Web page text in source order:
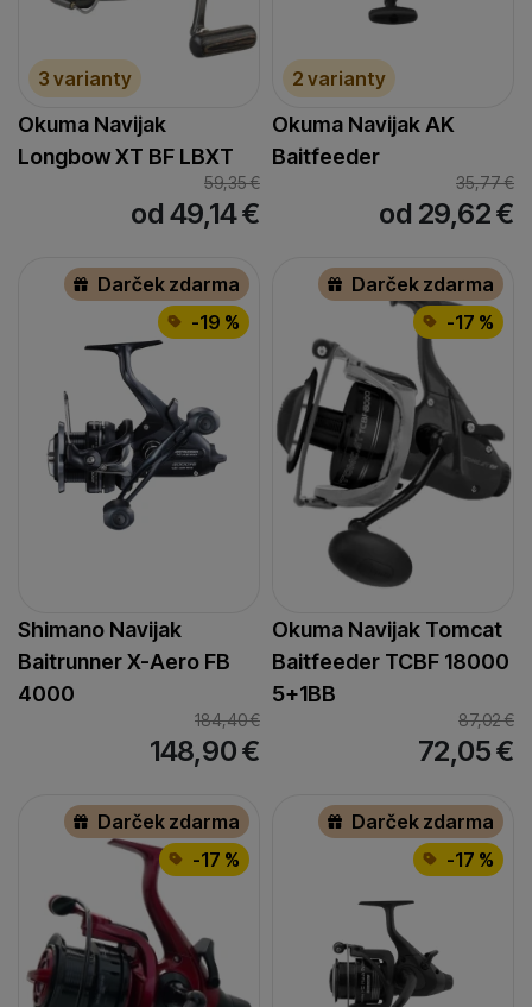
3 varianty
Okuma Navijak
Longbow XT BF LBXT
59,35€
od 49,14€
2 varianty
Okuma Navijak AK
Baitfeeder
35,77€
od 29,62€
Darček zdarma
-19 %
Shimano Navijak
Baitrunner X-Aero FB
4000
184,40€
148,90€
Darček zdarma
-17 %
Okuma Navijak Tomcat
Baitfeeder TCBF 18000
5+1BB
87,02€
72,05€
Darček zdarma
-17 %
Darček zdarma
-17 %